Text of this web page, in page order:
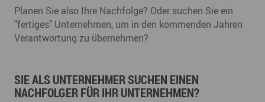
Planen Sie also Ihre Nachfolge? Oder suchen Sie ein
"fertiges" Unternehmen, um in den kommenden Jahren
Verantwortung zu übernehmen?
SIE ALS UNTERNEHMER SUCHEN EINEN
NACHFOLGER FÜR IHR UNTERNEHMEN?